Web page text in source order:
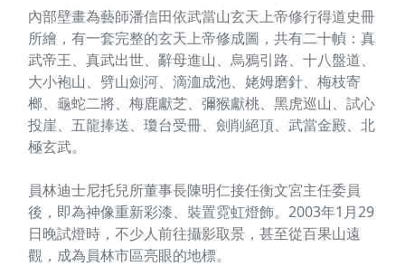
內部壁畫為藝師潘信田依武當山玄天上帝修行得道史冊
所繪，有一套完整的玄天上帝修成圖，共有二十幀：真
武帝王、真武出世、辭母進山、烏鴉引路、十八盤道、
大小袍山、劈山劍河、滴洫成池、姥姆磨針、梅枝寄
榔、龜蛇二將、梅鹿獻芝、彌猴獻桃、黑虎巡山、試心
投崖、五龍捧送、瓊台受冊、劍削絕頂、武當金殿、北
極玄武。
員林迪士尼托兒所董事長陳明仁接任衡文宮主任委員
後，即為神像重新彩漆、裝置霓虹燈飾。2003年1月29
日晚試燈時，不少人前往攝影取景，甚至從百果山遠
觀，成為員林市區亮眼的地標。